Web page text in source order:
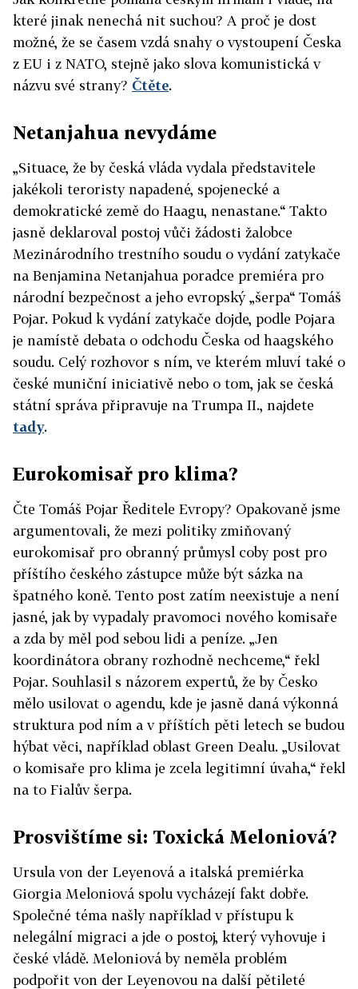
které jinak nenechá nit suchou? A proč je dost
možné, že se časem vzdá snahy o vystoupení Česka
z EU i z NATO, stejně jako slova komunistická v
názvu své strany? Čtěte.
Netanjahua nevydáme
„Situace, že by česká vláda vydala představitele
jakékoli teroristy napadené, spojenecké a
demokratické země do Haagu, nenastane.“ Takto
jasně deklaroval postoj vůči žádosti žalobce
Mezinárodního trestního soudu o vydání zatykače
na Benjamina Netanjahua poradce premiéra pro
národní bezpečnost a jeho evropský „šerpa“ Tomáš
Pojar. Pokud k vydání zatykače dojde, podle Pojara
je namístě debata o odchodu Česka od haagského
soudu. Celý rozhovor s ním, ve kterém mluví také o
české muniční iniciativě nebo o tom, jak se česká
státní správa připravuje na Trumpa II., najdete
tady.
Eurokomisař pro klima?
Čte Tomáš Pojar Ředitele Evropy? Opakovaně jsme
argumentovali, že mezi politiky zmiňovaný
eurokomisař pro obranný průmysl coby post pro
příštího českého zástupce může být sázka na
špatného koně. Tento post zatím neexistuje a není
jasné, jak by vypadaly pravomoci nového komisaře
a zda by měl pod sebou lidi a peníze. „Jen
koordinátora obrany rozhodně nechceme,“ řekl
Pojar. Souhlasil s názorem expertů, že by Česko
mělo usilovat o agendu, kde je jasně daná výkonná
struktura pod ním a v příštích pěti letech se budou
hýbat věci, například oblast Green Dealu. „Usilovat
o komisaře pro klima je zcela legitimní úvaha,“ řekl
na to Fialův šerpa.
Prosvištíme si: Toxická Meloniová?
Ursula von der Leyenová a italská premiérka
Giorgia Meloniová spolu vycházejí fakt dobře.
Společné téma našly například v přístupu k
nelegální migraci a jde o postoj, který vyhovuje i
české vládě. Meloniová by neměla problém
podpořit von der Leyenovou na další pětileté